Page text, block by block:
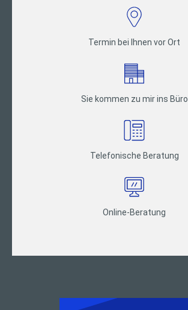
Termin bei Ihnen vor Ort
Sie kommen zu mir ins Büro
Telefonische Beratung
Online-Beratung